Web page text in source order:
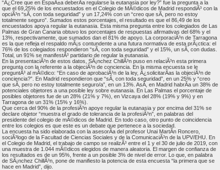
“Â¿Cree que en EspaÃ±a deberÃ­a regularse la eutanasia por ley?” fue la pregunta a la
que el 69,25% de los encuestados en el Colegio de MÃ©dicos de Madrid respondiÃ³ con la
opciÃ³n “sÃ­, con toda seguridad” y un 17,24% con un “creo que sÃ­, pero no estoy
totalmente seguro”. Sumados estos porcentajes, el resultado es que el 86,49 de los
encuestados apoya regular la eutanasia. Esta misma pregunta entre los colegiados de Las
Palmas de Gran Canaria obtuvo los porcentajes de respuestas afirmativas del 68% y el
13%, respectivamente, que sumados dan el 81% de apoyo. La corporaciÃ³n de Tarragona
es la que refleja el respaldo mÃ¡s contundente a una futura normativa de esta prÃ¡ctica: el
76% de los colegiados respondieron “sÃ­, con toda seguridad” y el 15%, un sÃ­, con dudas.
Total, un 91% se manifestÃ³ partidario de regular la eutanasia.
En la presentaciÃ³n de estos datos, SÃ¡nchez ChillÃ³n puso en relaciÃ³n esta primera
pregunta con la referente a la objeciÃ³n de conciencia. En la misma encuesta se le
preguntÃ³ al mÃ©dico: “En caso de aprobaciÃ³n de la ley, Â¿solicitarÃ­as la objeciÃ³n de
conciencia?”. En Madrid respondieron que “sÃ­, con toda seguridad”, en un 25% y “creo
que sÃ­, pero no estoy totalmente seguro/a”, en un 13%. AsÃ­, en Madrid habrÃ­a un 38% de
potenciales objetores a una posible ley sobre eutanasia. En Las Palmas el porcentaje de
posibles objetores fue de un 28% (21% y 7%), en Vizcaya del 28% (19% y 9%) y en
Tarragona de un 31% (15% y 16%).
Que cerca del 90% de la profesiÃ³n apoye regular la eutanasia y por encima del 31% se
declare objetor “muestra el grado de tolerancia de la profesiÃ³n”, en palabras del
presidente del colegio de mÃ©dicos de Madrid. En todo caso, otro punto de coincidencia
entre los colegios es que este es un debate que pertenece a la sociedad.
La encuesta ha sido elaborada con la asesorÃ­a del profesor Unai MartÃ­n Roncero,
sociÃ³logo de la Facultad de Ciencias Sociales y de la ComunicaciÃ³n de la UPV/EHU. En
el Colegio de Madrid, el trabajo de campo se realizÃ³ entre el 1 y el 30 de julio de 2019, con
una muestra de 1.044 mÃ©dicos elegidos de manera aleatoria. El margen de confianza de
los resultados es de un 95%, frente a un posible 3% de nivel de error. Lo que, en palabra
de SÃ¡nchez ChillÃ³n, pone de manifiesto la potencia de esta encuesta “la primera que se
hace en Madrid”, dijo.